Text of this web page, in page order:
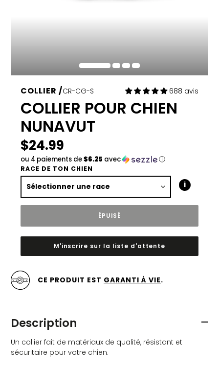
COLLIER CR-CG-S 688 avis
COLLIER POUR CHIEN
NUNAVUT
Prix
régulier
$24.99
ou 4 paiements de$6.25 avec ⓘ
RACE DE TON CHIEN
Sélectionner une race
ÉPUISÉ
M'inscrire sur la liste d'attente
d'un
produit
à
CE PRODUIT EST GARANTI À VIE.
Description
Un collier fait de matériaux de qualité, résistant et
sécuritaire pour votre chien.